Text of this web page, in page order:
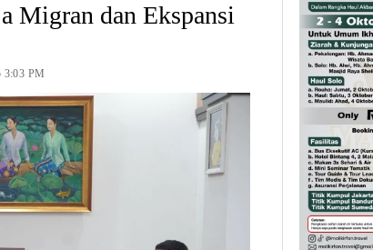
Migran dan Ekspansi
PM